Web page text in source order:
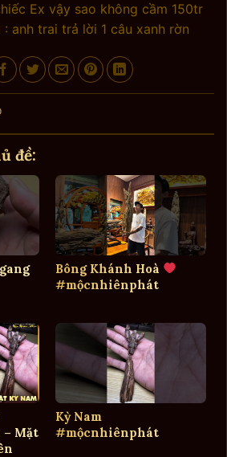
Ex vậy sao không cầm 150tr
: anh trai trả lời 1 câu xanh rờn
đề:
Bông Khánh Hoà
#mộcnhiênphát
– Mặt
Kỳ Nam
#mộcnhiênphát